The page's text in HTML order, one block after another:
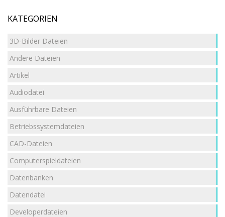
KATEGORIEN
3D-Bilder Dateien
Andere Dateien
Artikel
Audiodatei
Ausführbare Dateien
Betriebssystemdateien
CAD-Dateien
Computerspieldateien
Datenbanken
Datendatei
Developerdateien